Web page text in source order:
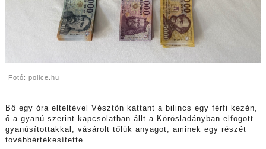
Fotó: police.hu
Bő egy óra elteltével Vésztőn kattant a bilincs egy férfi kezén,
ő a gyanú szerint kapcsolatban állt a Körösladányban elfogott
gyanúsítottakkal, vásárolt tőlük anyagot, aminek egy részét
továbbértékesítette.